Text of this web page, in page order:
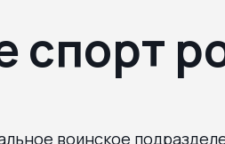
спорт
воинское